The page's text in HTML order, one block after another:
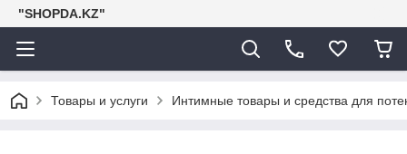
"SHOPDA.KZ"
Товары и услуги Интимные товары и средства для